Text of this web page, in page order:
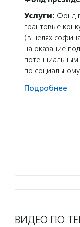
Услуги: Фонд
грантовые
(в целях
на оказание
по
Подробнее
ВИДЕО ПО